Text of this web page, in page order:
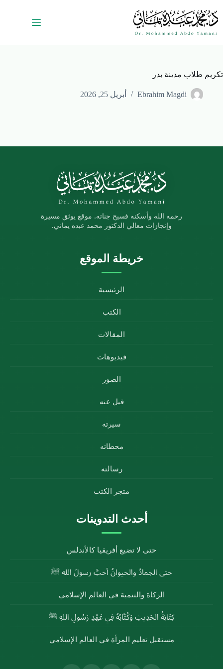
تكريم طلاب مدينة بدر
Ebrahim Magdi أبريل 25, 2026
رحمه الله وأسكنه فسيح جناته. موقع يوثق مسيرة
وإنجازات معالي الدكتور محمد عبده يماني.
خريطة الموقع
الرئيسية
الكتب
المقالات
فيديوهات
الصور
قيل عنه
سيرته
محطاته
رسالته
متجر الكتب
أحدث التدوينات
حتى لا تضيع أفريقيا كالأندلس
حتى الجمادُ والحيوانُ أحبَّ رسولَ الله ﷺ
الزكاة والتنمية في العالم الإسلامي
كِتَابَةُ الحَدِيثِ وَكُتَّابُهُ فِي عَهْدِ رَسُولِ اللهِ ﷺ
مستقبل تعليم المرأة في العالم الإسلامي